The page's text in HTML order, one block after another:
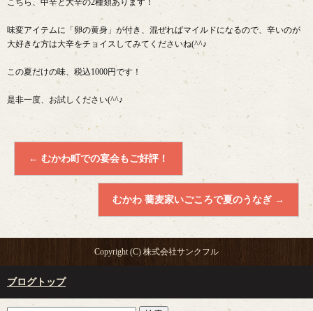
味変アイテムに「卵の黄身」が付き、混ぜればマイルドになるので、辛いのが
大好きな方は大辛をチョイスしてみてくださいね(^^♪
この夏だけの味、税込1000円です！
是非一度、お試しください(^^♪
← むかわ町での宴会もご好評！
むかわ 蕎麦家いごころで夏のうなぎ →
Copyright (C) 株式会社サンクフル
ブログトップ